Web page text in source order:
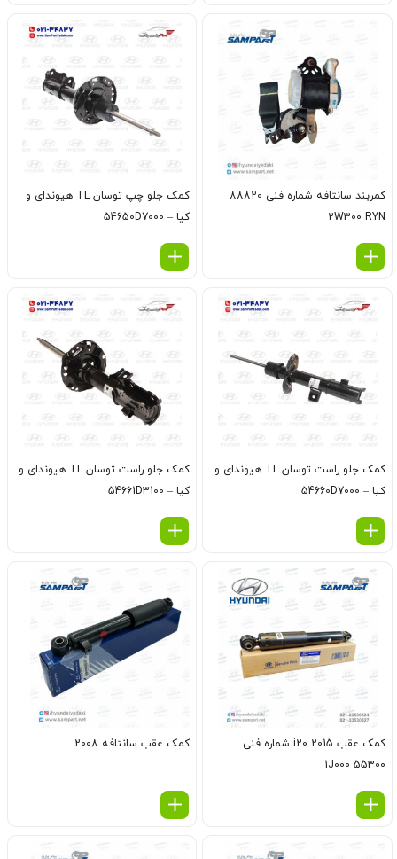
کمربند سانتافه شماره فنی 88820
2W300 RYN
کمک جلو چپ توسان TL هیوندای و
کیا – 54650D7000
کمک جلو راست توسان TL هیوندای و
کیا – 54660D7000
کمک جلو راست توسان TL هیوندای و
کیا – 54661D3100
کمک عقب i20 2015 شماره فنی
55300 1J000
کمک عقب سانتافه 2008